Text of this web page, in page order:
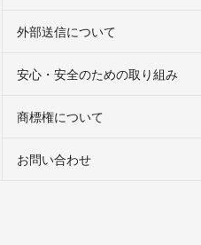
外部送信について
安心・安全のための取り組み
商標権について
お問い合わせ